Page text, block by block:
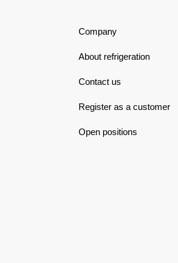
Company
About refrigeration
Contact us
Register as a customer
Open positions